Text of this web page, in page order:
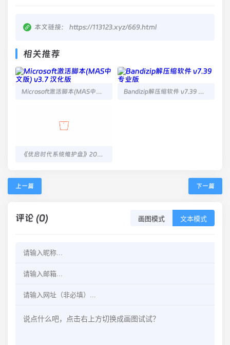
本文链接： https://113123.xyz/669.html
相关推荐
Microsoft激活脚本(MAS中文版) v3.7 汉化版 Bandizip解压缩软件 v7.39 专业版
《优启时代系统维护盘》2025典藏版（UD/ISO）
上一篇 下一篇
评论 (0) 画图模式 文本模式